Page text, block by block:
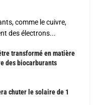
comme le cuivre,
des électrons...
transformé en matière
des biocarburants
chuter le solaire de 1